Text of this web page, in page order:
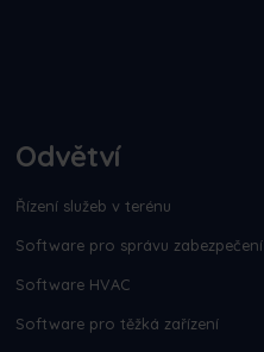
Odvětví
Řízení služeb v terénu
Software pro správu zabezpečení
Software HVAC
Software pro těžká zařízení